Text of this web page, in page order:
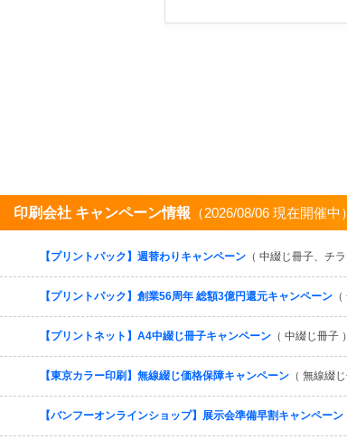
印刷会社 キャンペーン情報 （2026/08/06 現在開催中）
【プリントパック】週替わりキャンペーン （ 中綴じ冊子、チ
【プリントパック】創業56周年 総額3億円還元キャンペーン
【プリントネット】A4中綴じ冊子キャンペーン （ 中綴じ冊子 ）
【東京カラー印刷】無線綴じ価格保障キャンペーン （ 無線綴じ
【バンフーオンラインショップ】展示会準備早割キャンペーン